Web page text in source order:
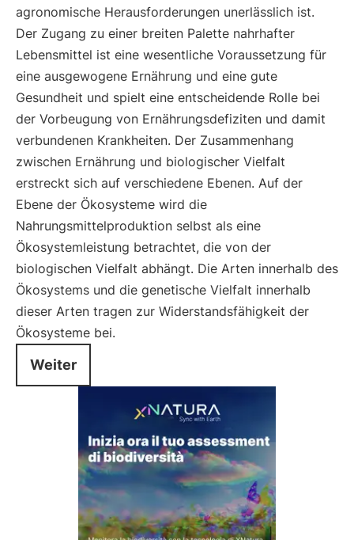
agronomische Herausforderungen unerlässlich ist.
Der Zugang zu einer breiten Palette nahrhafter
Lebensmittel ist eine wesentliche Voraussetzung für
eine ausgewogene Ernährung und eine gute
Gesundheit und spielt eine entscheidende Rolle bei
der Vorbeugung von Ernährungsdefiziten und damit
verbundenen Krankheiten. Der Zusammenhang
zwischen Ernährung und biologischer Vielfalt
erstreckt sich auf verschiedene Ebenen. Auf der
Ebene der Ökosysteme wird die
Nahrungsmittelproduktion selbst als eine
Ökosystemleistung betrachtet, die von der
biologischen Vielfalt abhängt. Die Arten innerhalb des
Ökosystems und die genetische Vielfalt innerhalb
dieser Arten tragen zur Widerstandsfähigkeit der
Ökosysteme bei.
Weiter